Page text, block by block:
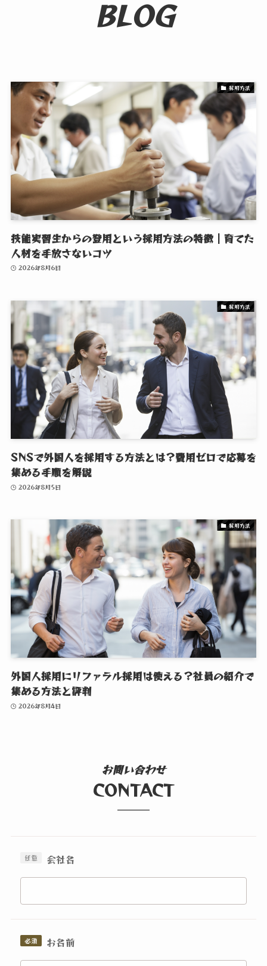
BLOG
採用方法
技能実習生からの登用という採用方法の特徴｜育てた
人材を手放さないコツ
2026年8月6日
採用方法
SNSで外国人を採用する方法とは？費用ゼロで応募を
集める手順を解説
2026年8月5日
採用方法
外国人採用にリファラル採用は使える？社員の紹介で
集める方法と評判
2026年8月4日
お問い合わせ
CONTACT
会社名
お名前